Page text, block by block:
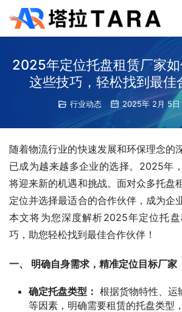
2025年定位托盘租赁厂家
这些技巧，轻松找到最佳
行业动态 2025年 2月 5
随着物流行业的快速发展和环保理念的
已成为越来越多企业的选择。2025年
将迎来新的机遇和挑战。面对众多托盘
定位并选择最适合的合作伙伴，成为企
本文将为您深度解析2025年定位托
巧，助您轻松找到最佳合作伙伴！
一、 明确自身需求，精准定位目标厂家
确定托盘类型： 根据货物特性、运
等因素，明确需要租赁的托盘类型